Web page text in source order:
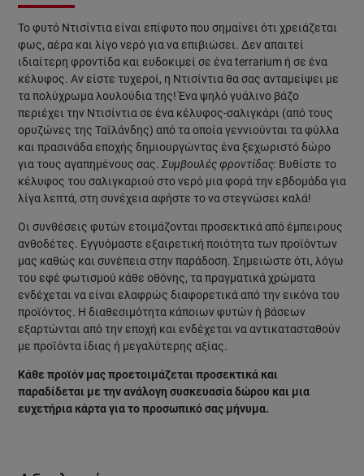
Το φυτό Ντισίντια είναι επίφυτο που σημαίνει ότι χρειάζεται
φως, αέρα και λίγο νερό για να επιβιώσει. Δεν απαιτεί
ιδιαίτερη φροντίδα και ευδοκιμεί σε ένα terrarium ή σε ένα
κέλυφος. Αν είστε τυχεροί, η Ντισίντια θα σας ανταμείψει με
τα πολύχρωμα λουλούδια της! Ένα ψηλό γυάλινο βάζο
περιέχει την Ντισίντια σε ένα κέλυφος-σαλιγκάρι (από τους
ορυζώνες της Ταϊλάνδης) από τα οποία γεννιούνται τα φύλλα
και πρασινάδα εποχής δημιουργώντας ένα ξεχωριστό δώρο
για τους αγαπημένους σας. Συμβουλές φροντίδας: Βυθίστε το
κέλυφος του σαλιγκαριού στο νερό μια φορά την εβδομάδα για
λίγα λεπτά, στη συνέχεια αφήστε το να στεγνώσει καλά!
Οι συνθέσεις φυτών ετοιμάζονται προσεκτικά από έμπειρους
ανθοδέτες. Εγγυόμαστε εξαιρετική ποιότητα των προϊόντων
μας καθώς και συνέπεια στην παράδοση. Σημειώστε ότι, λόγω
του εφέ φωτισμού κάθε οθόνης, τα πραγματικά χρώματα
ενδέχεται να είναι ελαφρώς διαφορετικά από την εικόνα του
προϊόντος. Η διαθεσιμότητα κάποιων φυτών ή βάσεων
εξαρτώνται από την εποχή και ενδέχεται να αντικατασταθούν
με προϊόντα ίδιας ή μεγαλύτερης αξίας.
Κάθε προϊόν μας προετοιμάζεται προσεκτικά και
παραδίδεται με την ανάλογη συσκευασία δώρου και μια
ευχετήρια κάρτα για το προσωπικό σας μήνυμα.